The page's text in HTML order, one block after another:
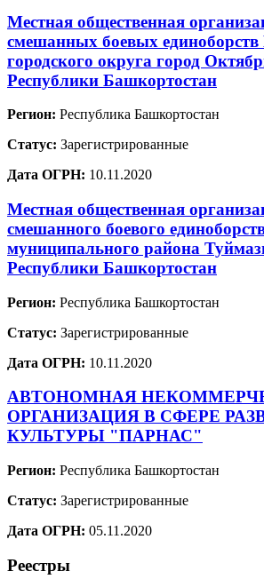
Местная общественная
смешанных боевых
городского округа город
Республики Башкортостан
Регион: Республика Башкортостан
Статус: Зарегистрированные
Дата ОГРН: 10.11.2020
Местная общественная
смешанного боевого
муниципального района
Республики Башкортостан
Регион: Республика Башкортостан
Статус: Зарегистрированные
Дата ОГРН: 10.11.2020
АВТОНОМНАЯ
ОРГАНИЗАЦИЯ В СФЕРЕ
КУЛЬТУРЫ "ПАРНАС"
Регион: Республика Башкортостан
Статус: Зарегистрированные
Дата ОГРН: 05.11.2020
Реестры